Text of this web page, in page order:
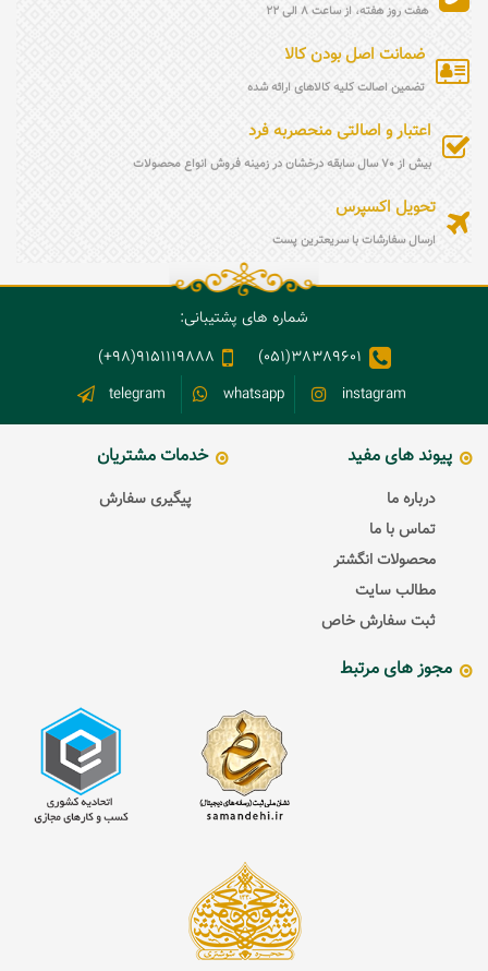
هفت روز هفته، از ساعت 8 الی 22
ضمانت اصل بودن کالا
تضمین اصالت کلیه کالاهای ارائه شده
اعتبار و اصالتی منحصربه فرد
بیش از 70 سال سابقه درخشان در زمینه فروش انواع محصولات
تحویل اکسپرس
ارسال سفارشات با سریعترین پست
شماره های پشتیبانی:
38389601(051)
9151119888(98+)
instagram
whatsapp
telegram
پیوند های مفید
درباره ما
تماس با ما
محصولات انگشتر
مطالب سایت
ثبت سفارش خاص
خدمات مشتریان
پیگیری سفارش
مجوز های مرتبط